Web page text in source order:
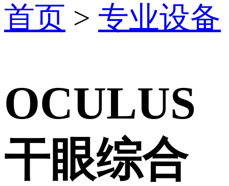
首页 > 专业设备
OCULUS
干眼综合